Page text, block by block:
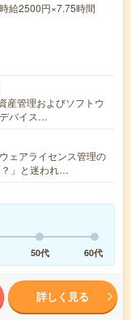
2500円×7.75時間
産管理およびソフトウ
バイス…
ェアライセンス管理の
」と迷われ…
50代 60代
詳しく見る